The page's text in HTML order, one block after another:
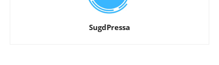
SugdPressa